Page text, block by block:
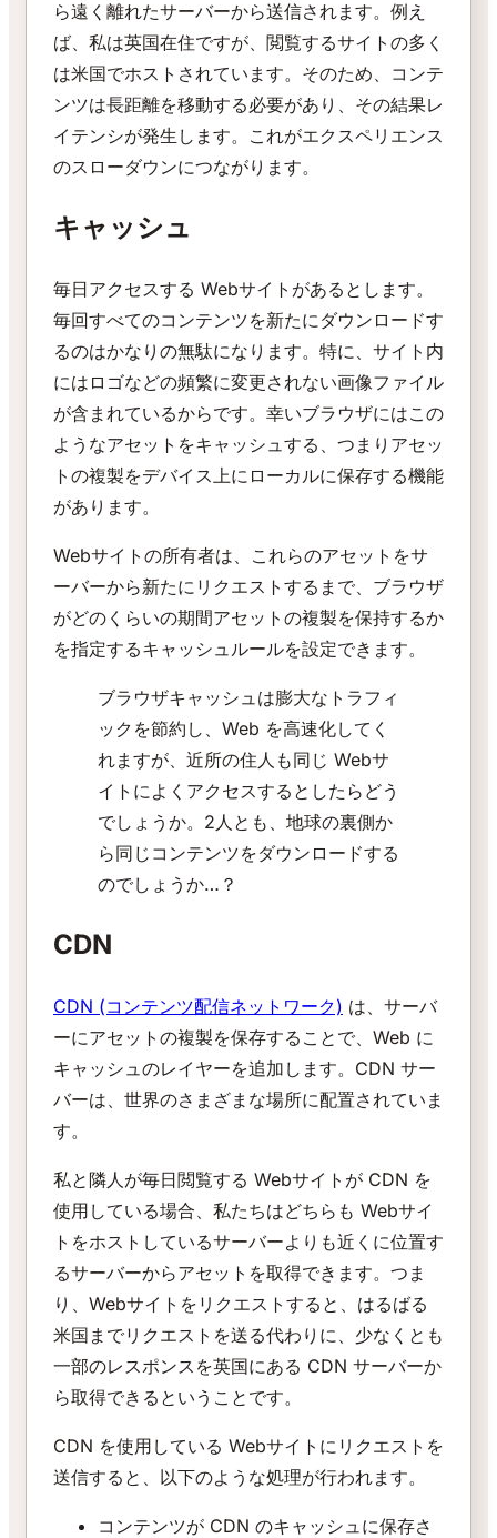
ら遠く離れたサーバーから送信されます。例え
ば、私は英国在住ですが、閲覧するサイトの多く
は米国でホストされています。そのため、コンテ
ンツは長距離を移動する必要があり、その結果レ
イテンシが発生します。これがエクスペリエンス
のスローダウンにつながります。
キャッシュ
毎日アクセスする Webサイトがあるとします。
毎回すべてのコンテンツを新たにダウンロードす
るのはかなりの無駄になります。特に、サイト内
にはロゴなどの頻繁に変更されない画像ファイル
が含まれているからです。幸いブラウザにはこの
ようなアセットをキャッシュする、つまりアセッ
トの複製をデバイス上にローカルに保存する機能
があります。
Webサイトの所有者は、これらのアセットをサ
ーバーから新たにリクエストするまで、ブラウザ
がどのくらいの期間アセットの複製を保持するか
を指定するキャッシュルールを設定できます。
ブラウザキャッシュは膨大なトラフィ
ックを節約し、Web を高速化してく
れますが、近所の住人も同じ Webサ
イトによくアクセスするとしたらどう
でしょうか。2人とも、地球の裏側か
ら同じコンテンツをダウンロードする
のでしょうか…？
CDN
CDN (コンテンツ配信ネットワーク) は、サーバ
ーにアセットの複製を保存することで、Web に
キャッシュのレイヤーを追加します。CDN サー
バーは、世界のさまざまな場所に配置されていま
す。
私と隣人が毎日閲覧する Webサイトが CDN を
使用している場合、私たちはどちらも Webサイ
トをホストしているサーバーよりも近くに位置す
るサーバーからアセットを取得できます。つま
り、Webサイトをリクエストすると、はるばる
米国までリクエストを送る代わりに、少なくとも
一部のレスポンスを英国にある CDN サーバーか
ら取得できるということです。
CDN を使用している Webサイトにリクエストを
送信すると、以下のような処理が行われます。
コンテンツが CDN のキャッシュに保存さ